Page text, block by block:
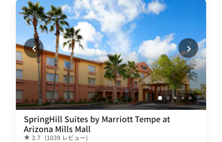
SpringHill Suites by Marriott Tempe at
Arizona Mills Mall
3.7 (1039 レビュー)